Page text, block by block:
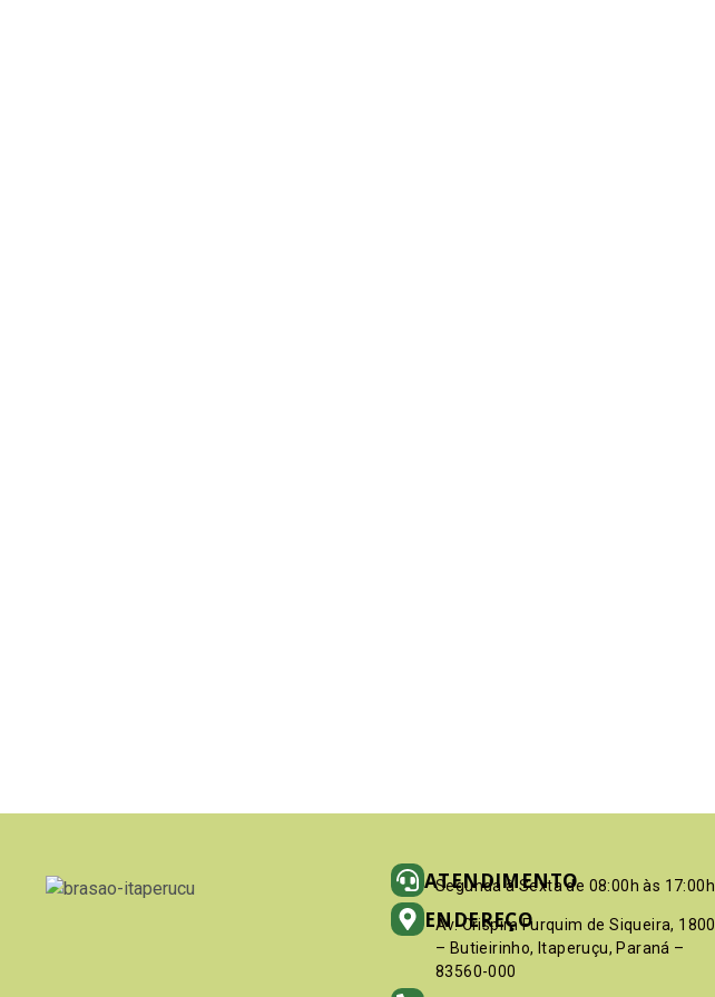
ATENDIMENTO
Segunda à Sexta de 08:00h às 17:00h
ENDEREÇO
Av. Crispim Furquim de Siqueira, 1800
– Butieirinho, Itaperuçu, Paraná –
83560-000